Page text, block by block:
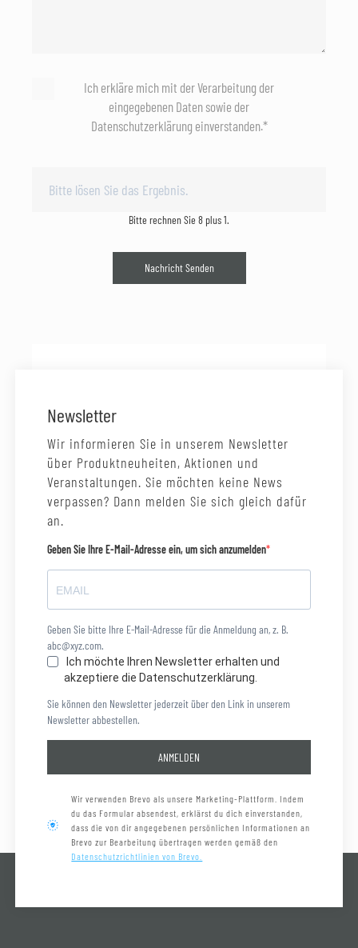
Ich erkläre mich mit der Verarbeitung der
eingegebenen Daten sowie der
Datenschutzerklärung einverstanden.*
Bitte rechnen Sie 8 plus 1.
Nachricht Senden
Newsletter
Wir informieren Sie in unserem Newsletter
über Produktneuheiten, Aktionen und
Veranstaltungen. Sie möchten keine News
verpassen? Dann melden Sie sich gleich dafür
an.
Geben Sie Ihre E-Mail-Adresse ein, um sich anzumelden
Geben Sie bitte Ihre E-Mail-Adresse für die Anmeldung an, z. B.
abc@xyz.com.
Ich möchte Ihren Newsletter erhalten und
akzeptiere die Datenschutzerklärung.
Sie können den Newsletter jederzeit über den Link in unserem
Newsletter abbestellen.
ANMELDEN
Wir verwenden Brevo als unsere Marketing-Plattform. Indem
du das Formular absendest, erklärst du dich einverstanden,
dass die von dir angegebenen persönlichen Informationen an
Brevo zur Bearbeitung übertragen werden gemäß den
Datenschutzrichtlinien von Brevo.